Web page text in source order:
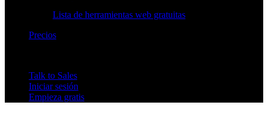
Lista de herramientas web gratuitas
Precios
Talk to Sales
Iniciar sesión
Empieza gratis